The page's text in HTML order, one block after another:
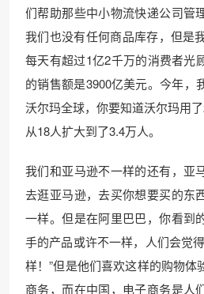
们帮助那些中小物流快递公司管
我们也没有任何商品库存，但是
每天有超过1亿2千万的消费者光
的销售额是3900亿美元。今年，
沃尔玛全球，你要知道沃尔玛用
从18人扩大到了3.4万人。
我们和亚马逊不一样的还有，亚
去逛亚马逊，去买你想要买的东
一样。但是在阿里巴巴，你看到
手的产品或许不一样，人们会觉
样！”但是他们喜欢这样的购物
商务，而在中国，电子商务是人